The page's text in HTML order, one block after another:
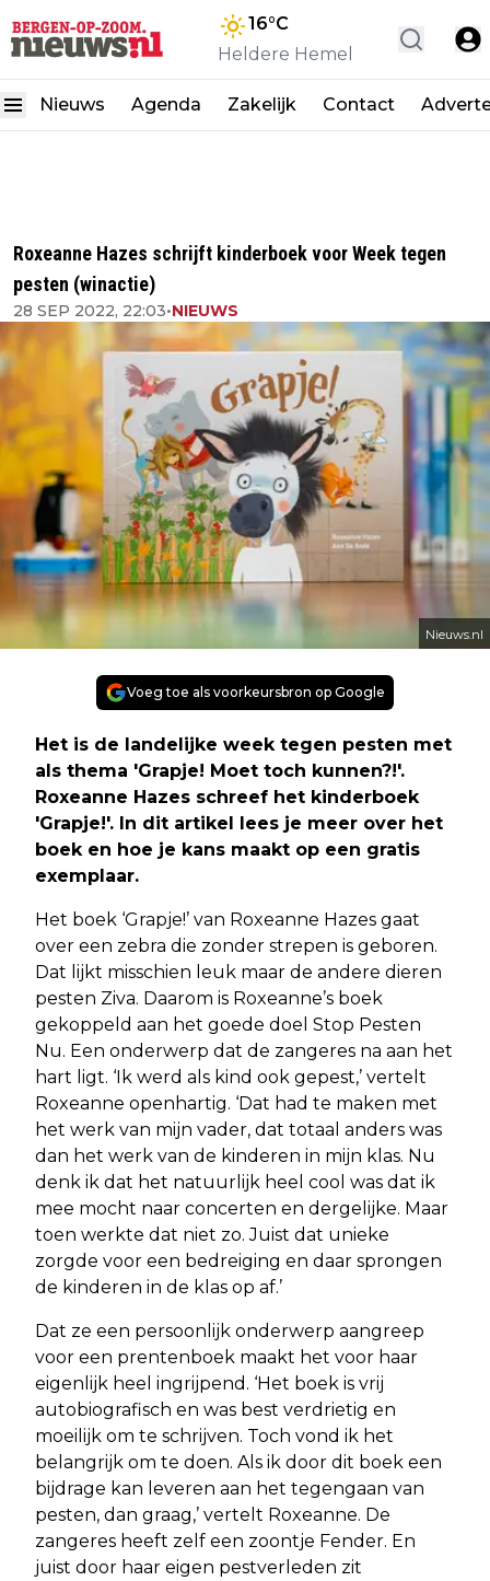
16°C
Heldere Hemel
Nieuws Agenda Zakelijk Contact
Roxeanne Hazes schrijft kinderboek voor Week tegen
pesten (winactie)
28 SEP 2022, 22:03•NIEUWS
Nieuws.nl
Voeg toe als voorkeursbron op Google
Het is de landelijke week tegen pesten met
als thema 'Grapje! Moet toch kunnen?!'.
Roxeanne Hazes schreef het kinderboek
'Grapje!'. In dit artikel lees je meer over het
boek en hoe je kans maakt op een gratis
exemplaar.
Het boek ‘Grapje!’ van Roxeanne Hazes gaat
over een zebra die zonder strepen is geboren.
Dat lijkt misschien leuk maar de andere dieren
pesten Ziva. Daarom is Roxeanne’s boek
gekoppeld aan het goede doel Stop Pesten
Nu. Een onderwerp dat de zangeres na aan het
hart ligt. ‘Ik werd als kind ook gepest,’ vertelt
Roxeanne openhartig. ‘Dat had te maken met
het werk van mijn vader, dat totaal anders was
dan het werk van de kinderen in mijn klas. Nu
denk ik dat het natuurlijk heel cool was dat ik
mee mocht naar concerten en dergelijke. Maar
toen werkte dat niet zo. Juist dat unieke
zorgde voor een bedreiging en daar sprongen
de kinderen in de klas op af.’
Dat ze een persoonlijk onderwerp aangreep
voor een prentenboek maakt het voor haar
eigenlijk heel ingrijpend. ‘Het boek is vrij
autobiografisch en was best verdrietig en
moeilijk om te schrijven. Toch vond ik het
belangrijk om te doen. Als ik door dit boek een
bijdrage kan leveren aan het tegengaan van
pesten, dan graag,’ vertelt Roxeanne. De
zangeres heeft zelf een zoontje Fender. En
juist door haar eigen pestverleden zit